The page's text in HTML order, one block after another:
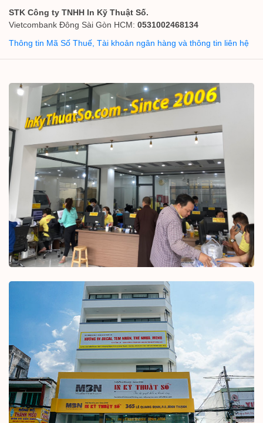
STK Công ty TNHH In Kỹ Thuật Số.
Vietcombank Đông Sài Gòn HCM: 0531002468134
Thông tin Mã Số Thuế, Tài khoản ngân hàng và thông tin liên hệ